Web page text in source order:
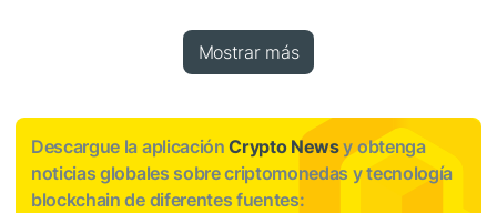
Mostrar más
Descargue la aplicaciónCrypto Newsy obtenga
noticias globales sobre criptomonedas y tecnología
blockchain de diferentes fuentes: